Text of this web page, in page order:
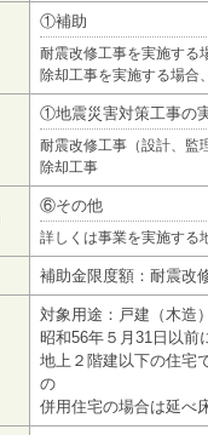
①補助
耐震改修工事を実施する
除却工事を実施する場合
①地震災害対策工事の
耐震改修工事（設計、監
除却工事
⑥その他
詳しくは事業を実施する
補助金限度額：耐震改
対象用途：戸建（木造
昭和56年５月31日以前
地上２階建以下の住宅
の
併用住宅の場合は延べ